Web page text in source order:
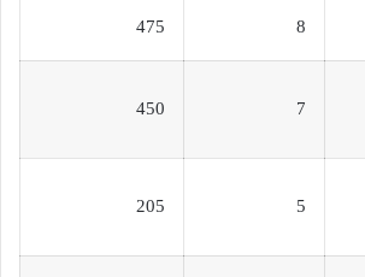
8
475
7
450
5
205